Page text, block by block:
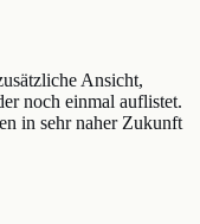
Ansicht,
noch einmal auflistet.
in sehr naher Zukunft